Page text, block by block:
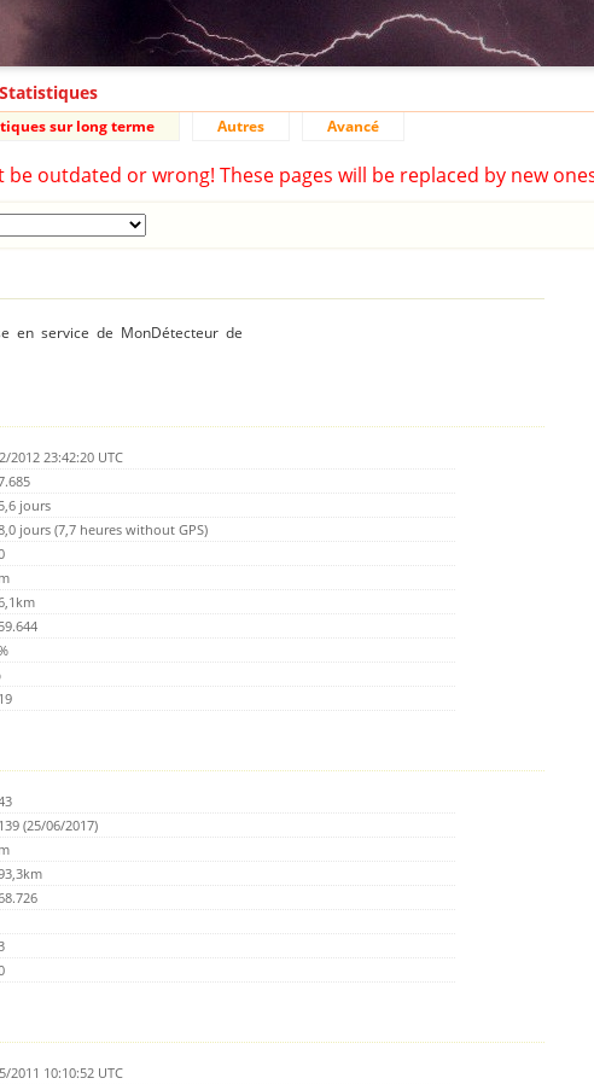
Statistiques
sur long terme Autres Avancé
outdated or wrong! These pages will be replaced by new
en service de MonDétecteur de
2012 23:42:20 UTC
jours
jours (7,7 heures without GPS)
(25/06/2017)
2011 10:10:52 UTC